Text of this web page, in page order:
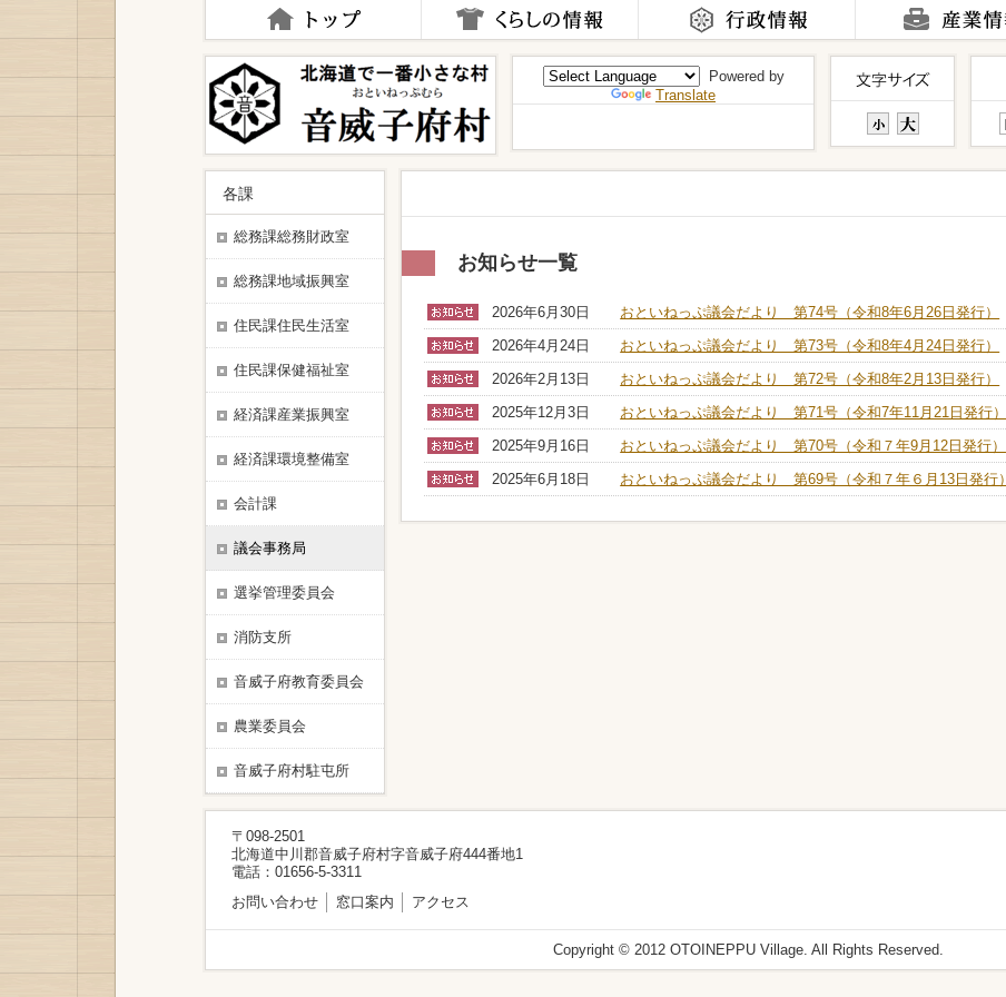
ゲ
ー
シ
ョ
ン
を
ば
Powered by
Translate
お知らせ一覧
2026年6月30日
おといねっぷ議会だより 第74号（令和8年6月26日発行）
2026年4月24日
おといねっぷ議会だより 第73号（令和8年4月24日発行）
2026年2月13日
おといねっぷ議会だより 第72号（令和8年2月13日発行）
2025年12月3日
おといねっぷ議会だより 第71号（令和7年11月21日発行）
2025年9月16日
おといねっぷ議会だより 第70号（令和７年9月12日発行）
2025年6月18日
おといねっぷ議会だより 第69号（令和７年６月13日発行）
各課
総務課総務財政室
総務課地域振興室
住民課住民生活室
住民課保健福祉室
経済課産業振興室
経済課環境整備室
会計課
議会事務局
選挙管理委員会
消防支所
音威子府教育委員会
農業委員会
音威子府村駐屯所
〒098-2501
北海道中川郡音威子府村字音威子府444番地1
電話：01656-5-3311
お問い合わせ
窓口案内 アクセス
Copyright © 2012 OTOINEPPU Village. All Rights Reserved.